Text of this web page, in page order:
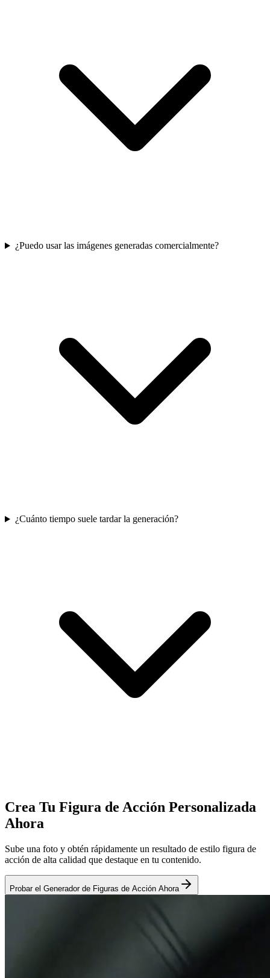
¿Puedo usar las imágenes generadas comercialmente?
¿Cuánto tiempo suele tardar la generación?
Crea Tu Figura de Acción Personalizada
Ahora
Sube una foto y obtén rápidamente un resultado de estilo figura de
acción de alta calidad que destaque en tu contenido.
Probar el Generador de Figuras de Acción Ahora